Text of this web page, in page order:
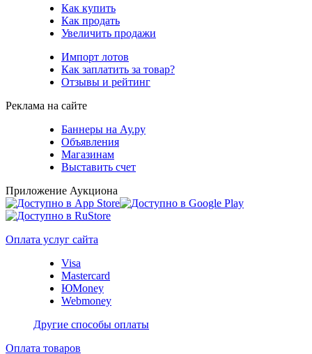
Как купить
Как продать
Увеличить продажи
Импорт лотов
Как заплатить за товар?
Отзывы и рейтинг
Реклама на сайте
Баннеры на Ау.ру
Объявления
Магазинам
Выставить счет
Приложение Аукциона
Оплата услуг сайта
Visa
Mastercard
ЮMoney
Webmoney
Другие способы оплаты
Оплата товаров